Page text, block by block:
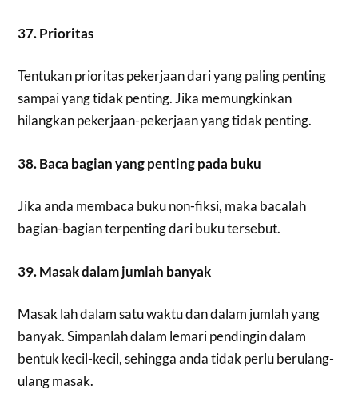
37. Prioritas
Tentukan prioritas pekerjaan dari yang paling penting
sampai yang tidak penting. Jika memungkinkan
hilangkan pekerjaan-pekerjaan yang tidak penting.
38. Baca bagian yang penting pada buku
Jika anda membaca buku non-fiksi, maka bacalah
bagian-bagian terpenting dari buku tersebut.
39. Masak dalam jumlah banyak
Masak lah dalam satu waktu dan dalam jumlah yang
banyak. Simpanlah dalam lemari pendingin dalam
bentuk kecil-kecil, sehingga anda tidak perlu berulang-
ulang masak.